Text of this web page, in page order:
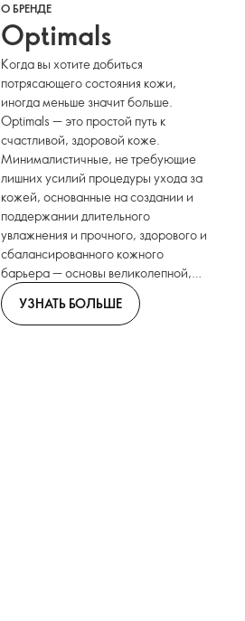
О БРЕНДЕ
Optimals
Когда вы хотите добиться
потрясающего состояния кожи,
иногда меньше значит больше.
Optimals — это простой путь к
счастливой, здоровой коже.
Минималистичные, не требующие
лишних усилий процедуры ухода за
кожей, основанные на создании и
поддержании длительного
увлажнения и прочного, здорового и
сбалансированного кожного
барьера — основы великолепной,
сияющей кожи. Максимальные
результаты с минимальными
усилиями — для вашей лучшей кожи.
УЗНАТЬ БОЛЬШЕ